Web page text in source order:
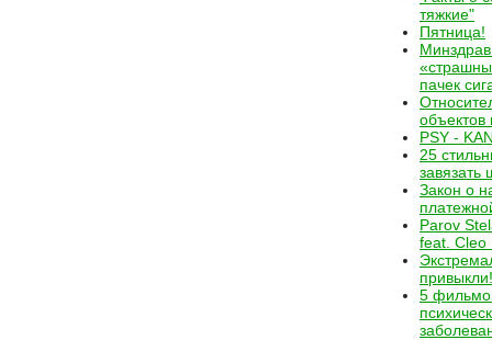
тяжкие"
Пятница!
Минздрав
пачек
объектов
PSY -
25
Закон о
Parov
feat. Cleo
5